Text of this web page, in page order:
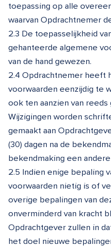
toepassing op alle
waarvan Opdrachtnemer
2.3 De toepasselijkheid
gehanteerde algemene
van de hand gewezen.
2.4 Opdrachtnemer heeft
voorwaarden eenzijdig te
ook ten aanzien van
Wijzigingen worden
gemaakt aan
(30) dagen na de
bekendmaking een
2.5 Indien enige bepaling
voorwaarden nietig is of
overige bepalingen van
onverminderd van kracht
Opdrachtgever zullen in
het doel nieuwe